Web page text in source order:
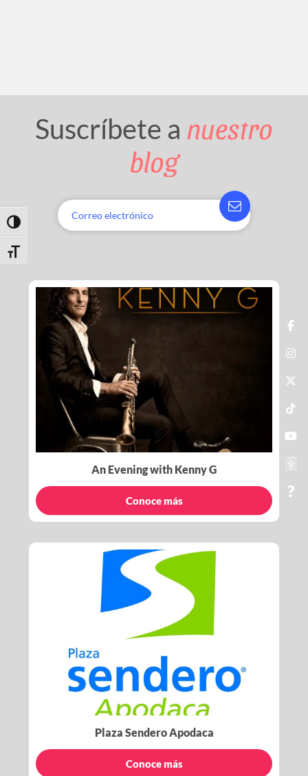
Toggle High Contrast
Toggle Font size
Suscríbete a nuestro
blog
An Evening with Kenny G
Conoce más
Plaza Sendero Apodaca
Conoce más